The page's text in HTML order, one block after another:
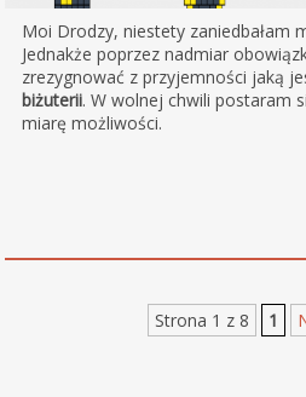
Moi Drodzy, niestety zaniedbałam
Jednakże poprzez nadmiar
zrezygnować z przyjemności jaką
biżuterii. W wolnej chwili postaram
miarę możliwości.
Strona 1 z 8 1